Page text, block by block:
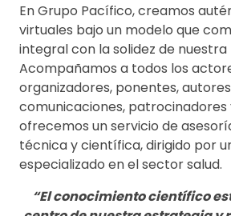
En Grupo Pacífico, creamos
virtuales bajo un modelo que
integral con la solidez de
Acompañamos a todos los
organizadores, ponentes,
comunicaciones, patrocinadores
ofrecemos un servicio de
técnica y científica, dirigido por
especializado en el sector salud.
“El conocimiento científico